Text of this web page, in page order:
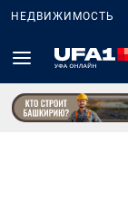
НЕДВИЖИМОСТЬ